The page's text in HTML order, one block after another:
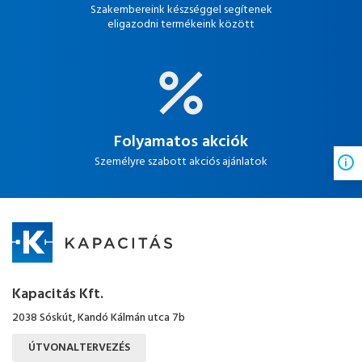
Szakembereink készséggel segítenek
eligazodni termékeink között
Folyamatos akciók
Személyre szabott akciós ajánlatok
Kapacitás Kft.
2038 Sóskút, Kandó Kálmán utca 7b
ÚTVONALTERVEZÉS